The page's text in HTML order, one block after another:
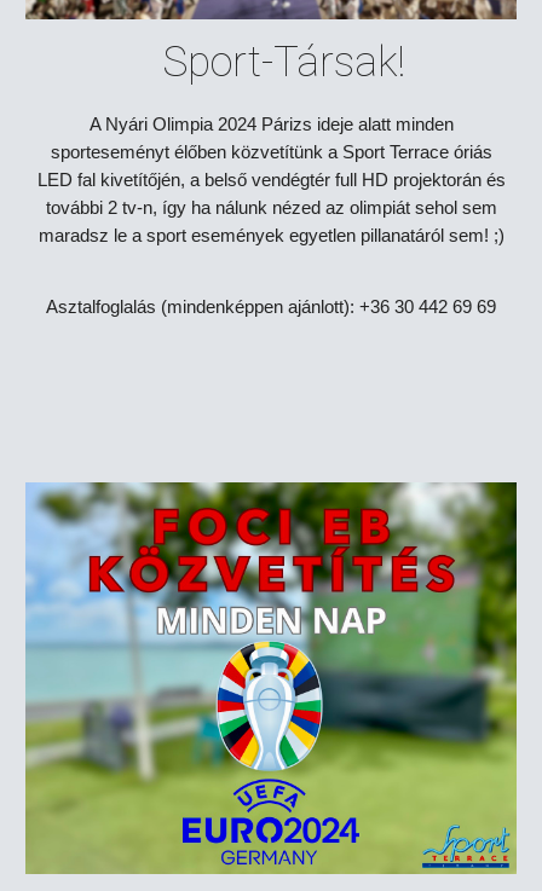
Sport-Társak!
A Nyári Olimpia 2024 Párizs ideje alatt minden
sporteseményt élőben közvetítünk a Sport Terrace óriás
LED fal kivetítőjén, a belső vendégtér full HD projektorán és
további 2 tv-n, így ha nálunk nézed az olimpiát sehol sem
maradsz le a sport események egyetlen pillanatáról sem! ;)
Asztalfoglalás (mindenképpen ajánlott): +36 30 442 69 69